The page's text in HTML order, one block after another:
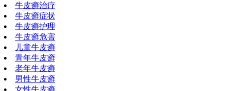
牛皮癣治疗
牛皮癣症状
牛皮癣护理
牛皮癣危害
儿童牛皮癣
青年牛皮癣
老年牛皮癣
男性牛皮癣
女性牛皮癣